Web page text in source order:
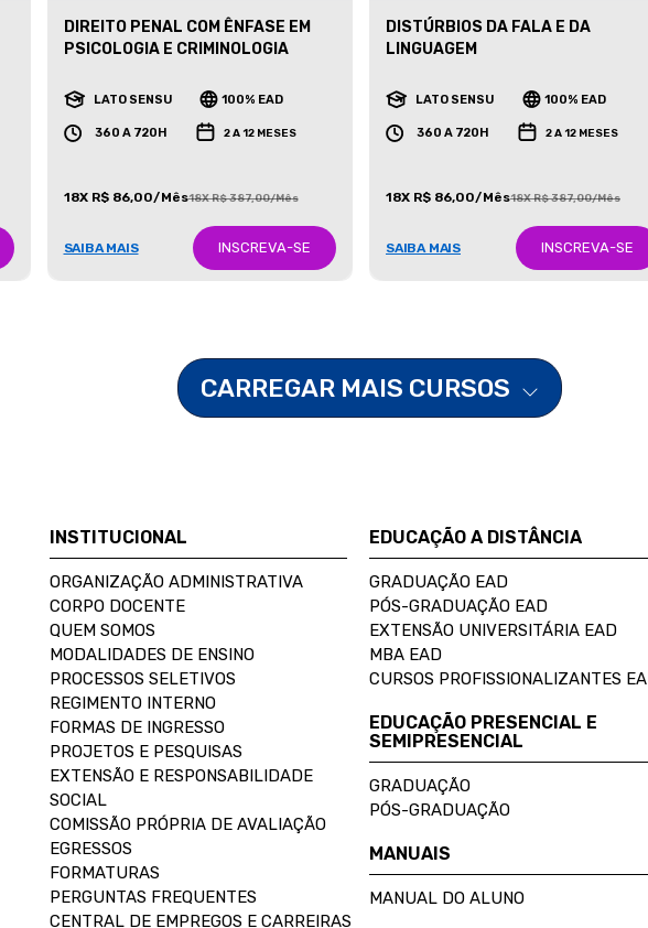
DIREITO PENAL COM ÊNFASE EM
PSICOLOGIA E CRIMINOLOGIA
LATO SENSU 100% EAD
360 A 720H 2 A 12 MESES
18X R$ 86,00/Mês18X R$ 387,00/Mês
SAIBA MAIS INSCREVA-SE
DISTÚRBIOS DA FALA E DA
LINGUAGEM
LATO SENSU 100% EAD
360 A 720H 2 A 12 MESES
18X R$ 86,00/Mês18X R$ 387,00/Mês
SAIBA MAIS INSCREVA-SE
CARREGAR MAIS CURSOS
INSTITUCIONAL
ORGANIZAÇÃO ADMINISTRATIVA
CORPO DOCENTE
QUEM SOMOS
MODALIDADES DE ENSINO
PROCESSOS SELETIVOS
REGIMENTO INTERNO
FORMAS DE INGRESSO
PROJETOS E PESQUISAS
EXTENSÃO E RESPONSABILIDADE
SOCIAL
COMISSÃO PRÓPRIA DE AVALIAÇÃO
EGRESSOS
FORMATURAS
PERGUNTAS FREQUENTES
CENTRAL DE EMPREGOS E CARREIRAS
EDUCAÇÃO A DISTÂNCIA
GRADUAÇÃO EAD
PÓS-GRADUAÇÃO EAD
EXTENSÃO UNIVERSITÁRIA EAD
MBA EAD
CURSOS PROFISSIONALIZANTES
EDUCAÇÃO PRESENCIAL E
SEMIPRESENCIAL
GRADUAÇÃO
PÓS-GRADUAÇÃO
MANUAIS
MANUAL DO ALUNO